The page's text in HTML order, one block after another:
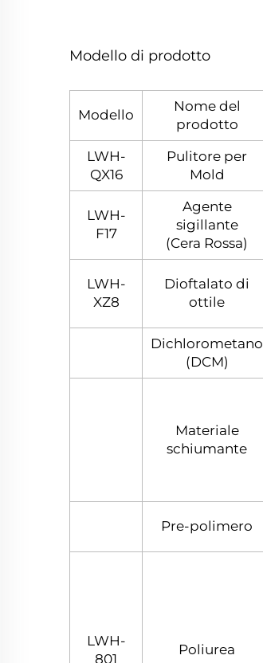
Modello di prodotto
Modello
Nome del
prodotto
LWH-
QX16
Pulitore per
Mold
LWH-
F17
Agente
sigillante
(Cera Rossa)
LWH-
XZ8
Dioftalato di
ottile
Dichlorometano
(DCM)
Materiale
schiumante
Pre-polimero
LWH-
801
Poliurea